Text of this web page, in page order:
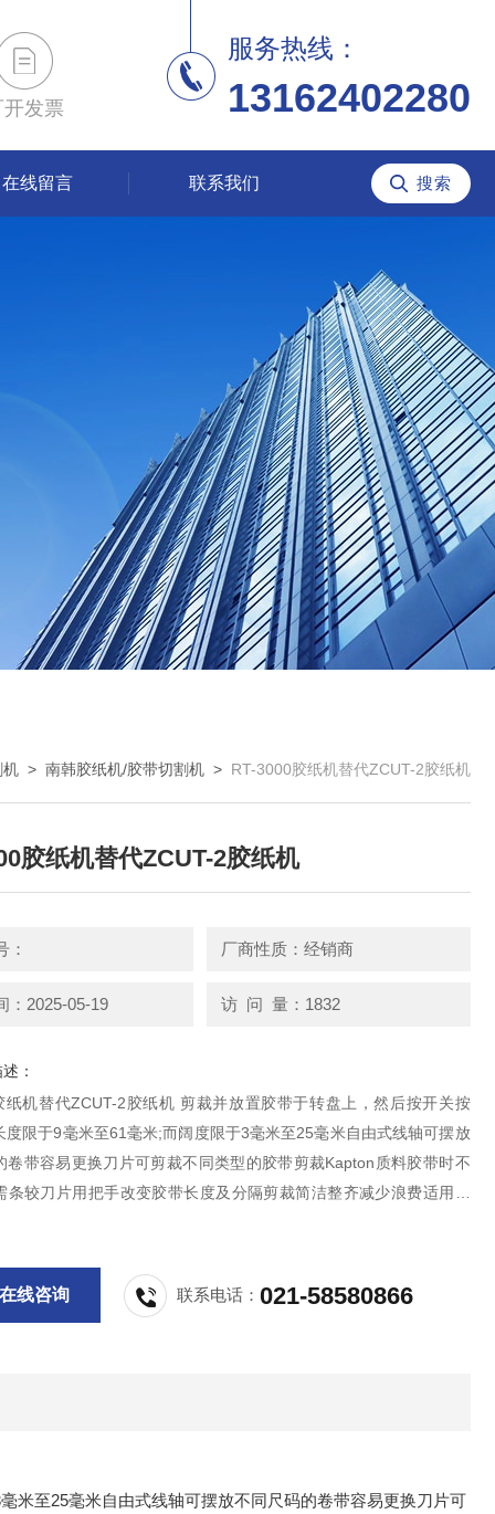
开发票
服务热线：
13162402280
在线留言 联系我们
机 > 南韩胶纸机/胶带切割机 > RT-3000胶纸机替代ZCUT-2胶纸机
胶纸机替代ZCUT-2胶纸机
： 厂商性质：经销商
：2025-05-19 访 问 量：1832
：
纸机替代ZCUT-2胶纸机 剪裁并放置胶带于转盘上，然后按开关按
度限于9毫米至61毫米;而阔度限于3毫米至25毫米自由式线轴可摆放
卷带容易更换刀片可剪裁不同类型的胶带剪裁Kapton质料胶带时不
条较刀片用把手改变胶带长度及分隔剪裁简洁整齐减少浪费适用胶
在线咨询 联系电话：021-58580866
米至25毫米自由式线轴可摆放不同尺码的卷带容易更换刀片可